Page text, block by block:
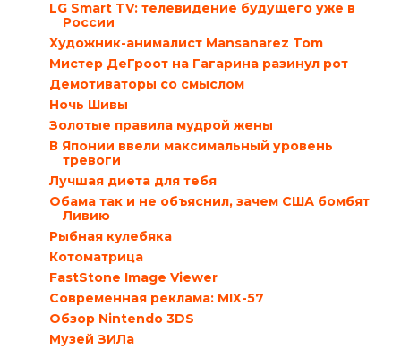
LG Smart TV: телевидение будущего уже в
России
Художник-анималист Mansanarez Tom
Мистер ДеГроот на Гагарина разинул рот
Демотиваторы со смыслом
Ночь Шивы
Золотые правила мудрой жены
В Японии ввели максимальный уровень
тревоги
Лучшая диета для тебя
Обама так и не объяснил, зачем США бомбят
Ливию
Рыбная кулебяка
Котоматрица
FastStone Image Viewer
Современная реклама: MIX-57
Обзор Nintendo 3DS
Музей ЗИЛа